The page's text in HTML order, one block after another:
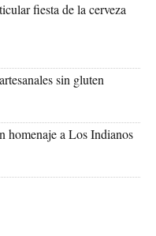
fiesta de la cerveza
sin gluten
homenaje a Los Indianos